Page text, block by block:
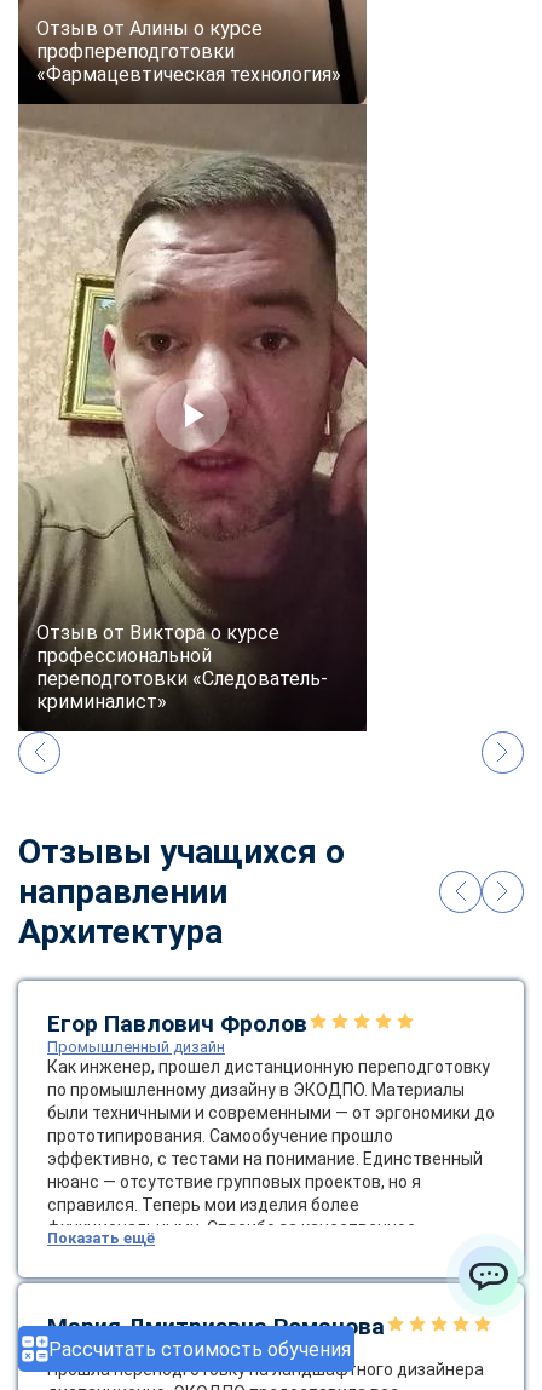
Рассчитать стоимость обучения
Отзыв от Алины о курсе
профпереподготовки
«Фармацевтическая технология»
Отзыв от Виктора о курсе
профессиональной
переподготовки «Следователь-
криминалист»
Отзывы учащихся о
направлении
Архитектура
Егор Павлович Фролов
Промышленный дизайн
Как инженер, прошел дистанционную переподготовку
по промышленному дизайну в ЭКОДПО. Материалы
были техничными и современными — от эргономики до
прототипирования. Самообучение прошло
эффективно, с тестами на понимание. Единственный
нюанс — отсутствие групповых проектов, но я
справился. Теперь мои изделия более
функциональными. Спасибо за качественное
образование! Было бы круто ввести групповые
онлайн-проекты.
Показать ещё
Мария Дмитриевна Романова
Ландшафтный дизайнер
Прошла переподготовку на ландшафтного дизайнера
ChatApp
online
Мессенджеры
Свяжитесь с нами через любой удобный мессенджер!
Telegram WhatsApp
Vkontakte
Max